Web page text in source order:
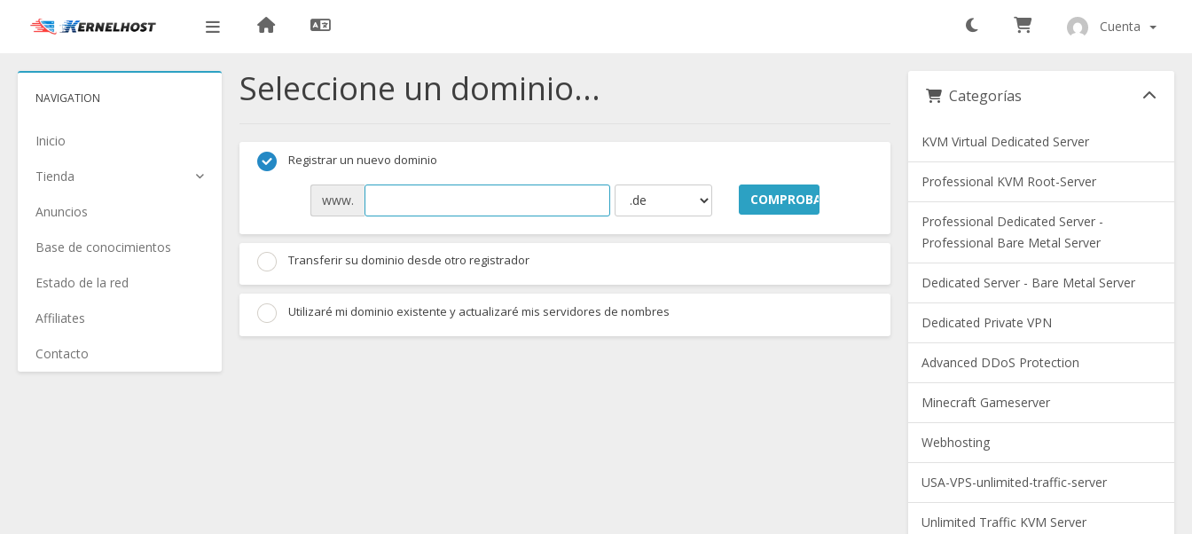
Cuenta
NAVIGATION
Inicio
Tienda
Anuncios
Base de conocimientos
Estado de la red
Affiliates
Contacto
Seleccione un dominio...
Registrar un nuevo dominio
www. COMPROBAR
Transferir su dominio desde otro registrador
Utilizaré mi dominio existente y actualizaré mis servidores de nombres
Categorías
KVM Virtual Dedicated Server
Professional KVM Root-Server
Professional Dedicated Server -
Professional Bare Metal Server
Dedicated Server - Bare Metal Server
Dedicated Private VPN
Advanced DDoS Protection
Minecraft Gameserver
Webhosting
USA-VPS-unlimited-traffic-server
Unlimited Traffic KVM Server